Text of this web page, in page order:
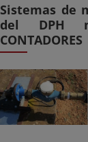
Sistemas de
del DPH
CONTADORES